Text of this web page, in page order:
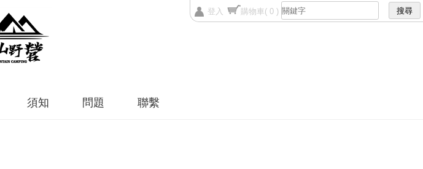
登入 購物車( 0 )
須知 問題 聯繫